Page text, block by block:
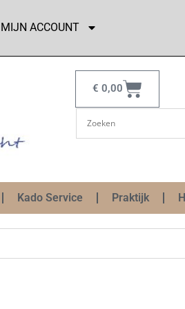
MIJN ACCOUNT
€ 0,00
Kado Service Praktijk